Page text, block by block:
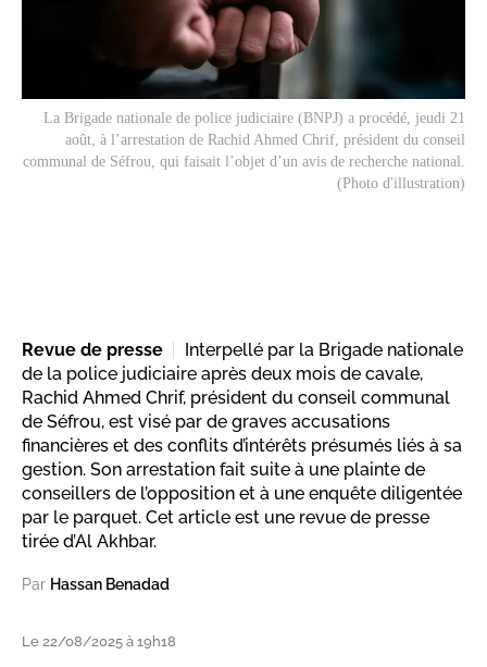
La Brigade nationale de police judiciaire (BNPJ) a procédé, jeudi 21
août, à l’arrestation de Rachid Ahmed Chrif, président du conseil
communal de Séfrou, qui faisait l’objet d’un avis de recherche national.
(Photo d'illustration)
Revue de presse
Interpellé par la Brigade nationale
de la police judiciaire après deux mois de cavale,
Rachid Ahmed Chrif, président du conseil communal
de Séfrou, est visé par de graves accusations
financières et des conflits d’intérêts présumés liés à sa
gestion. Son arrestation fait suite à une plainte de
conseillers de l’opposition et à une enquête diligentée
par le parquet. Cet article est une revue de presse
tirée d’Al Akhbar.
Par Hassan Benadad
Le 22/08/2025 à 19h18